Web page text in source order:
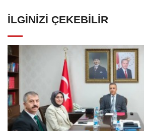
İLGINIZI ÇEKEBILIR